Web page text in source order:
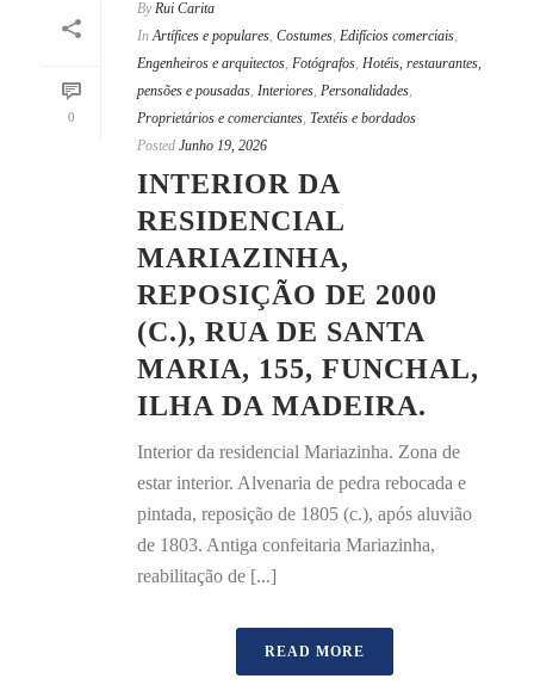
0
By Rui Carita
In Artífices e populares, Costumes, Edifícios comerciais,
Engenheiros e arquitectos, Fotógrafos, Hotéis, restaurantes,
pensões e pousadas, Interiores, Personalidades,
Proprietários e comerciantes, Textéis e bordados
Posted Junho 19, 2026
INTERIOR DA
RESIDENCIAL
MARIAZINHA,
REPOSIÇÃO DE 2000
(C.), RUA DE SANTA
MARIA, 155, FUNCHAL,
ILHA DA MADEIRA.
Interior da residencial Mariazinha. Zona de
estar interior. Alvenaria de pedra rebocada e
pintada, reposição de 1805 (c.), após aluvião
de 1803. Antiga confeitaria Mariazinha,
reabilitação de [...]
READ MORE